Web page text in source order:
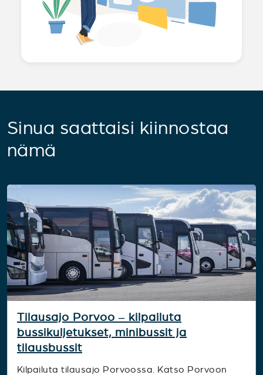
Sinua saattaisi kiinnostaa
nämä
Tilausajo Porvoo – kilpailuta
bussikuljetukset, minibussit ja
tilausbussit
Kilpailuta tilausajo Porvoossa. Katso Porvoon